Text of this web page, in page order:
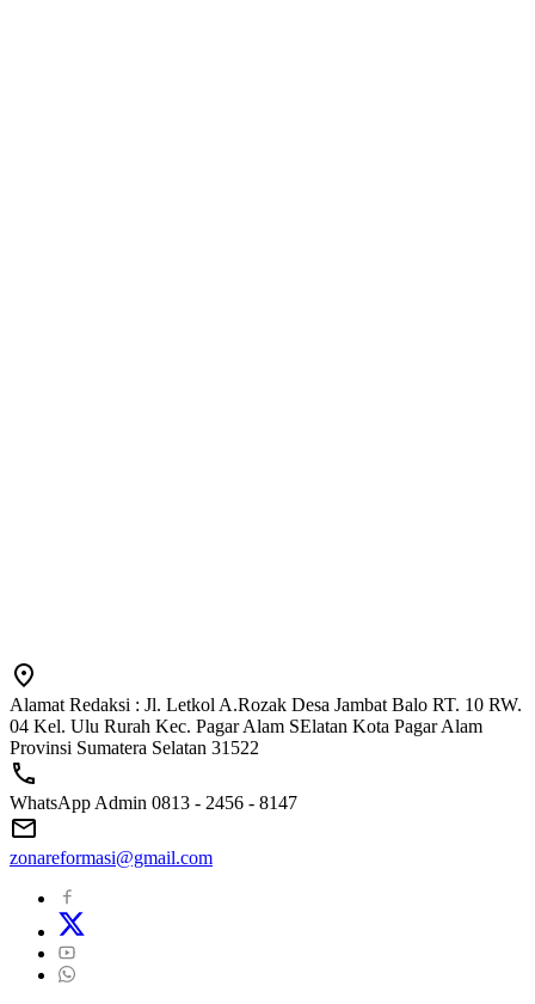
Alamat Redaksi : Jl. Letkol A.Rozak Desa Jambat Balo RT. 10 RW.
04 Kel. Ulu Rurah Kec. Pagar Alam SElatan Kota Pagar Alam
Provinsi Sumatera Selatan 31522
WhatsApp Admin 0813 - 2456 - 8147
zonareformasi@gmail.com